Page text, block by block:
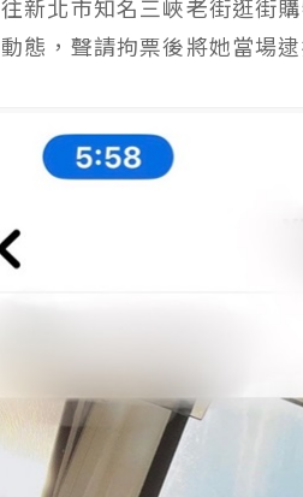
往新北市知名三峽老街逛街
動態，聲請拘票後將她當場逮